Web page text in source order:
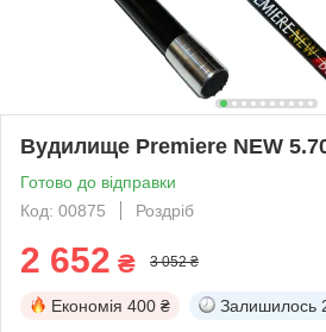
Вудилище Premiere NEW
Готово до відправки
Код: 00875
Роздріб
2 652 ₴ 3 052 ₴
Економія 400 ₴ Залишилось